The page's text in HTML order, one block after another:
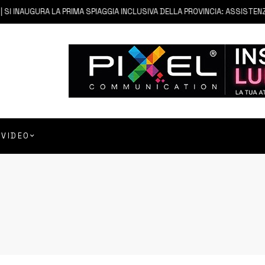
LA PRIMA SPIAGGIA INCLUSIVA DELLA PROVINCIA: ASSISTENZA E
VIDEO